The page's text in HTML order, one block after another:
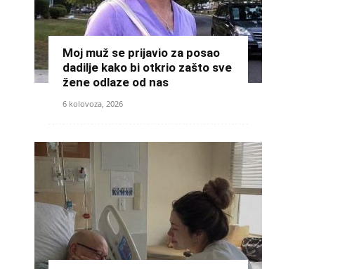
Moj muž se prijavio za posao
dadilje kako bi otkrio zašto sve
žene odlaze od nas
6 kolovoza, 2026